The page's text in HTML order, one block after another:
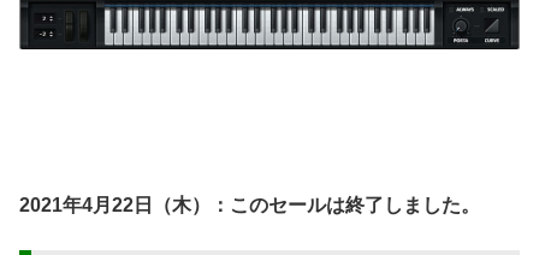
2021年4月22日（木）：このセールは終了しました。